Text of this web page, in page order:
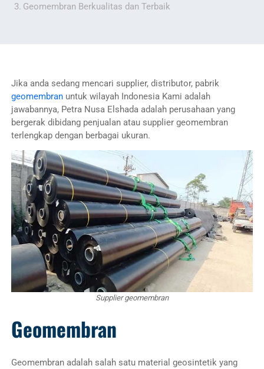
Geomembran Berkualitas dan Terbaik
Jika anda sedang mencari supplier, distributor, pabrik
geomembranuntuk wilayah Indonesia Kami adalah
jawabannya, Petra Nusa Elshada adalah perusahaan yang
bergerak dibidang penjualan atau supplier geomembran
terlengkap dengan berbagai ukuran.
Supplier geomembran
Geomembran
Geomembran adalah salah satu material geosintetik yang